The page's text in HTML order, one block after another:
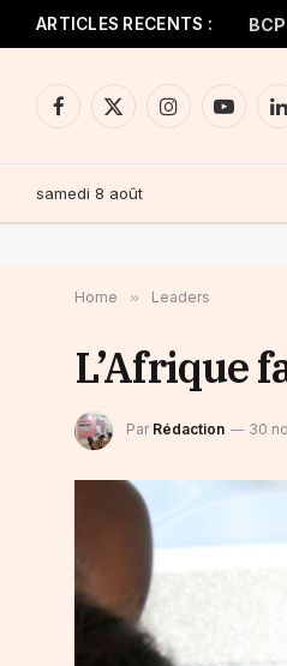
ARTICLES RECENTS :
Facebook
X
InstagramYouTube
samedi 8 août
Home » Leaders
L’Afrique
Par Rédaction 30